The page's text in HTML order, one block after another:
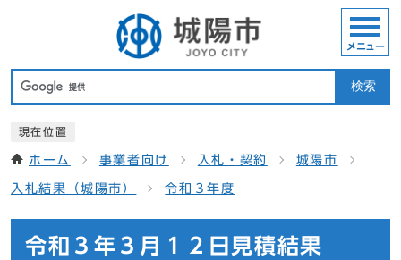
検索
メニュー
現在位置
ホーム 事業者向け 入札・契約 城陽市
入札結果（城陽市） 令和３年度
令和３年３月１２日見積結果